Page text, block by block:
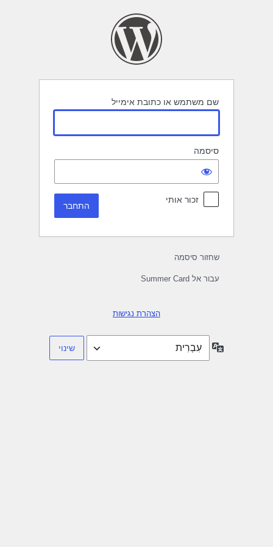
שם משתמש או כתובת אימייל
סיסמה
זכור אותי
שחזור סיסמה
עבור אל Summer Card
הצהרת נגישות
שפה